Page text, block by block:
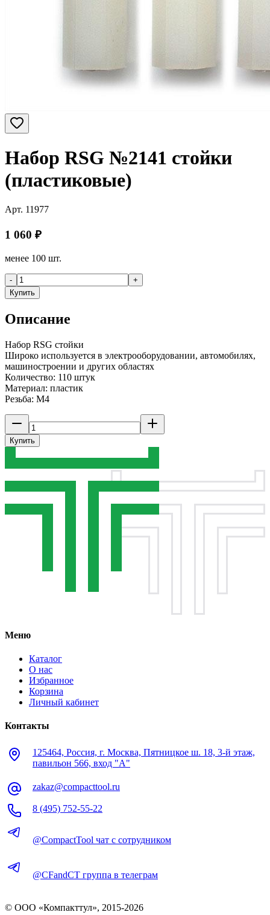
Набор RSG №2141 стойки
(пластиковые)
Арт. 11977
1 060 ₽
менее 100 шт.
-
+
Купить
Описание
Набор RSG стойки
Широко используется в электрооборудовании, автомобилях,
машиностроении и других областях
Количество: 110 штук
Материал: пластик
Резьба: M4
Купить
Меню
Каталог
О нас
Избранное
Корзина
Личный кабинет
Контакты
125464, Россия, г. Москва, Пятницкое ш. 18, 3-й этаж,
павильон 566, вход "А"
zakaz@compacttool.ru
8 (495) 752-55-22
@CompactTool чат с сотрудником
@CFandCT группа в телеграм
© OOO «Компакттул», 2015-2026